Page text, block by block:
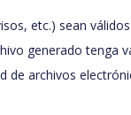
etc.) sean
generado tenga
de archivos